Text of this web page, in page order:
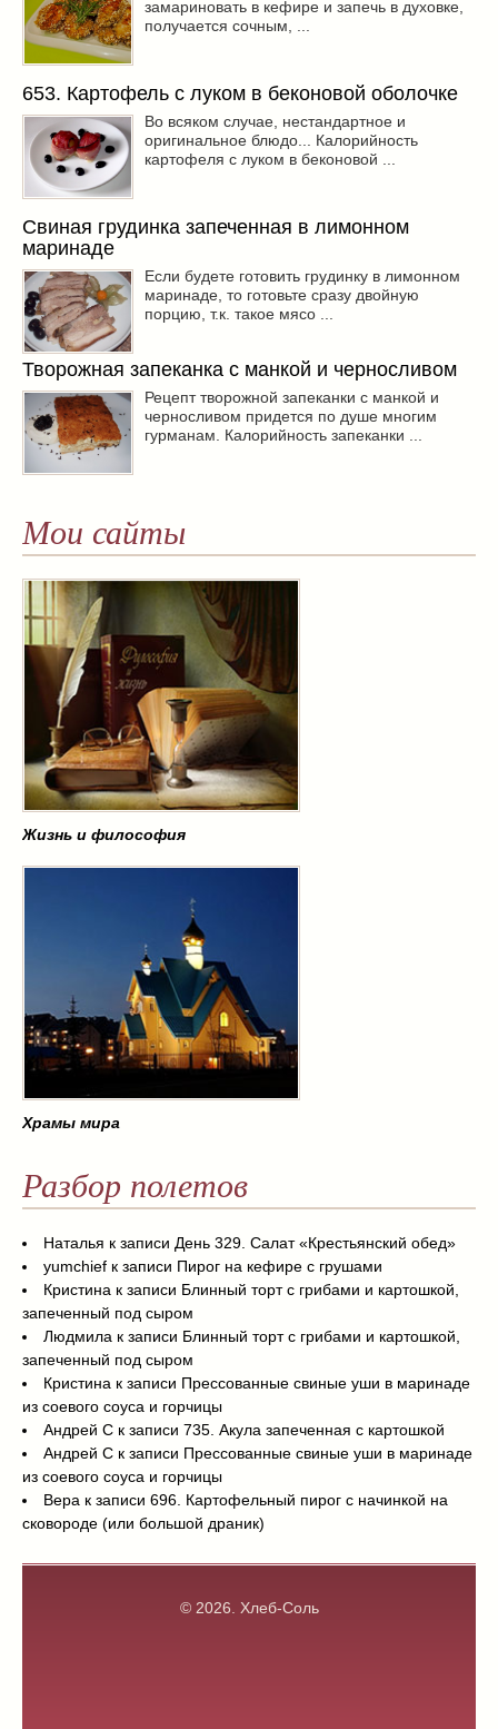
замариновать в кефире и запечь в духовке,
получается сочным, ...
653. Картофель с луком в беконовой оболочке
Во всяком случае, нестандартное и
оригинальное блюдо... Калорийность
картофеля с луком в беконовой ...
Свиная грудинка запеченная в лимонном
маринаде
Если будете готовить грудинку в лимонном
маринаде, то готовьте сразу двойную
порцию, т.к. такое мясо ...
Творожная запеканка с манкой и черносливом
Рецепт творожной запеканки с манкой и
черносливом придется по душе многим
гурманам. Калорийность запеканки ...
Мои сайты
Жизнь и философия
Храмы мира
Разбор полетов
Наталья к записи День 329. Салат «Крестьянский обед»
yumchief к записи Пирог на кефире с грушами
Кристина к записи Блинный торт с грибами и картошкой,
запеченный под сыром
Людмила к записи Блинный торт с грибами и картошкой,
запеченный под сыром
Кристина к записи Прессованные свиные уши в маринаде
из соевого соуса и горчицы
Андрей С к записи 735. Акула запеченная с картошкой
Андрей С к записи Прессованные свиные уши в маринаде
из соевого соуса и горчицы
Вера к записи 696. Картофельный пирог с начинкой на
сковороде (или большой драник)
© 2026. Хлеб-Соль